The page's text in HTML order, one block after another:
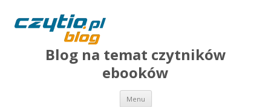
Blog na temat czytników
ebooków
Menu Przejdź do treści